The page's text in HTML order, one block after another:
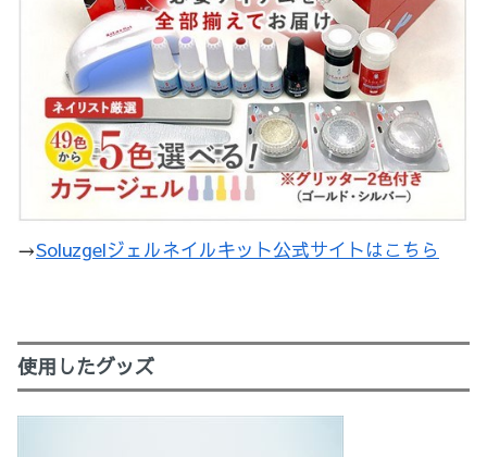
→Soluzgelジェルネイルキット公式サイトはこちら
使用したグッズ